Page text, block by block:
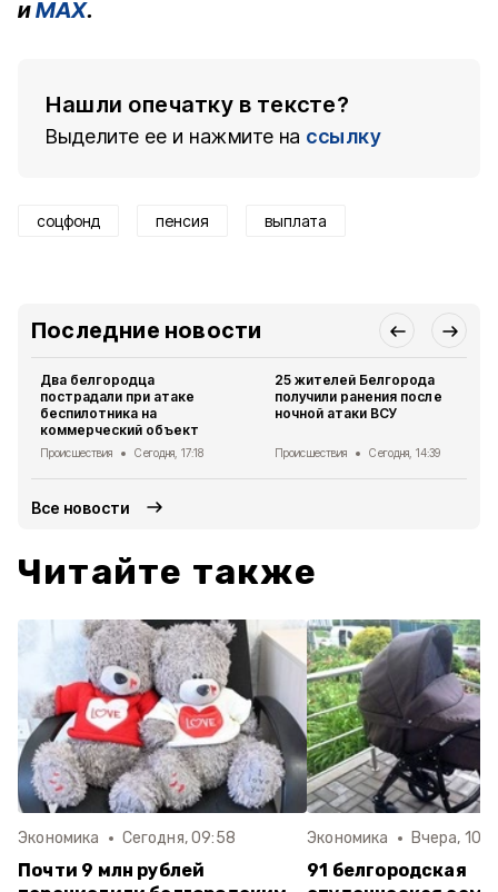
иMAX.
Нашли опечатку в тексте?
Выделите ее и нажмите на ссылку
соцфонд пенсия выплата
Последние новости
Два белгородца
пострадали при атаке
беспилотника на
коммерческий объект
Происшествия Сегодня, 17:18
25 жителей Белгорода
получили ранения после
ночной атаки ВСУ
Происшествия Сегодня, 14:39
Все новости
Читайте также
Экономика Сегодня, 09:58
Почти 9 млн рублей
Экономика Вчера,
91 белгородская